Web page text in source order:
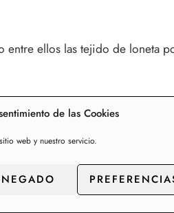
de las Cookies
web y nuestro servicio.
ellos las tejido de loneta